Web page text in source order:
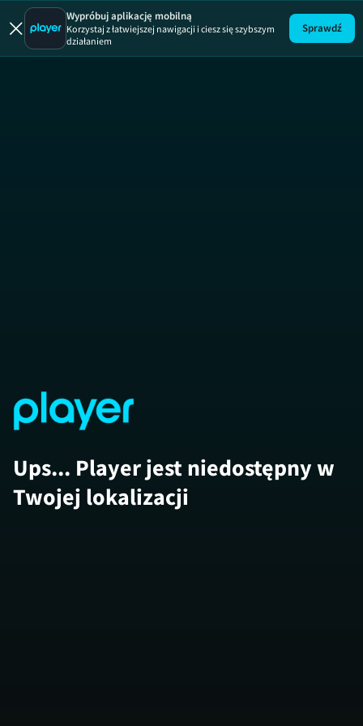
Ukryta
Wypróbuj aplikację mobilną
Korzystaj z łatwiejszej nawigacji i ciesz się szybszym
działaniem
Sprawdź
Ups... Player jest niedostępny w
Twojej lokalizacji